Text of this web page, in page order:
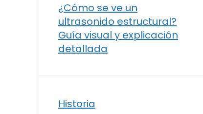
¿Cómo se ve un
ultrasonido estructural?
Guía visual y explicación
detallada
Historia